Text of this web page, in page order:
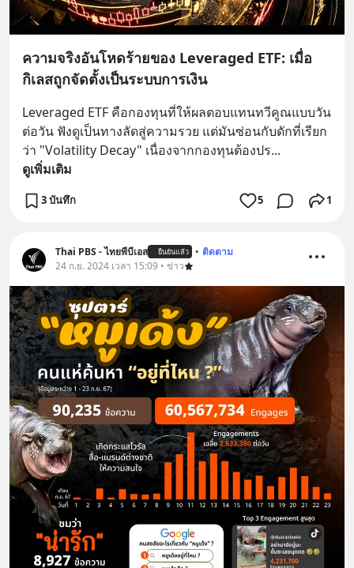
ความจริงอันโหดร้ายของ Leveraged ETF: เมื่อ
กิเลสถูกจัดตั้งเป็นระบบการเงิน
Leveraged ETF คือกองทุนที่ให้ผลตอบแทนทวีคูณแบบวัน
ต่อวัน ฟังดูเป็นทางลัดสู่ความรวย แต่มันซ่อนกับดักที่เรียก
ว่า "Volatility Decay" เนื่องจากกองทุนต้องปร...
ดูเพิ่มเติม
3 บันทึก 5 1
Thai PBS - ไทยพีบีเอส ยืนยันแล้ว • ติดตาม
24 ก.ย. 2024 เวลา 15:09 • ข่าว